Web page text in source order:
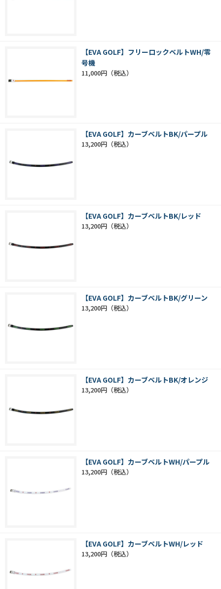
【EVA GOLF】フリーロックベルトWH/零
号機
11,000円
【EVA GOLF】カーブベルトBK/パープル
13,200円
【EVA GOLF】カーブベルトBK/レッド
13,200円
【EVA GOLF】カーブベルトBK/グリーン
13,200円
【EVA GOLF】カーブベルトBK/オレンジ
13,200円
【EVA GOLF】カーブベルトWH/パープル
13,200円
【EVA GOLF】カーブベルトWH/レッド
13,200円